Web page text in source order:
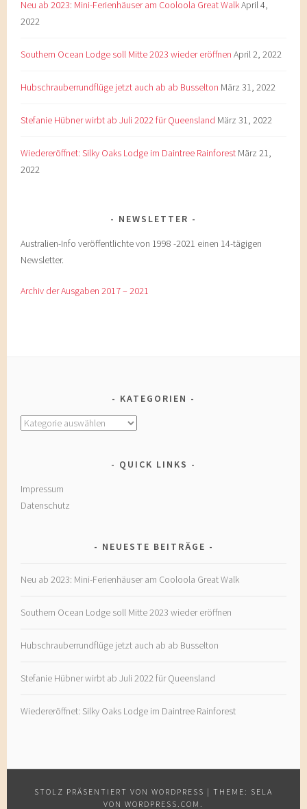
Neu ab 2023: Mini-Ferienhäuser am Cooloola Great WalkApril 4,
2022
Southern Ocean Lodge soll Mitte 2023 wieder eröffnen April 2, 2022
Hubschrauberrundflüge jetzt auch ab ab Busselton März 31, 2022
Stefanie Hübner wirbt ab Juli 2022 für Queensland März 31, 2022
Wiedereröffnet: Silky Oaks Lodge im Daintree Rainforest März 21,
2022
NEWSLETTER
Australien-Info veröffentlichte von 1998 -2021 einen 14-tägigen
Newsletter.
Archiv der Ausgaben 2017 – 2021
KATEGORIEN
Kategorien
QUICK LINKS
Impressum
Datenschutz
NEUESTE BEITRÄGE
Neu ab 2023: Mini-Ferienhäuser am Cooloola Great Walk
Southern Ocean Lodge soll Mitte 2023 wieder eröffnen
Hubschrauberrundflüge jetzt auch ab ab Busselton
Stefanie Hübner wirbt ab Juli 2022 für Queensland
Wiedereröffnet: Silky Oaks Lodge im Daintree Rainforest
STOLZ PRÄSENTIERT VON WORDPRESS | THEME: SELA
VON WORDPRESS.COM